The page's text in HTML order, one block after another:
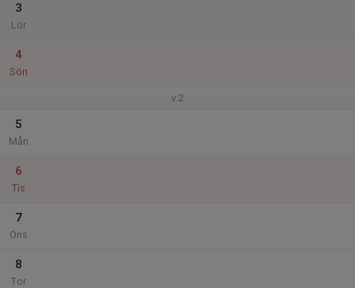
3
Lör
4
Sön
v.2
5
Mån
6
Tis
7
Ons
8
Tor